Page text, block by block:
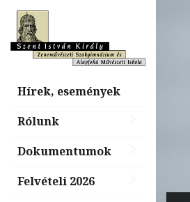
Hírek, események
Rólunk
Dokumentumok
Felvételi 2026